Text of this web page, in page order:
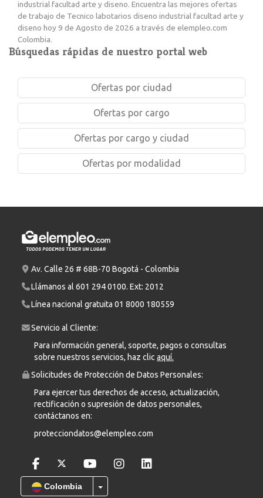
industrial facultad arte y diseno. Encuentra las mejores ofertas
de trabajo de Tecnico labotarios diseno industrial facultad arte y
diseno hoy 9 de Agosto de 2026 a través de elempleo.com
Colombia.
Búsquedas rápidas de nuestro portal web
Ofertas por ciudad
Ofertas por cargo
Ofertas por cargo y ciudad
Ofertas por modalidad
Av. Calle 26 # 68B-70 Bogotá - Colombia
Llámanos al 601 294 0100. Ext: 2012
Línea nacional gratuita 01 8000 180559
Servicio al Cliente:
Para información general, soporte, pagos o consultas
sobre nuestros servicios, haz clicaquí.
Solicitudes de Protección de Datos Personales:
Para ejercer tus derechos de acceso, actualización,
rectificación o supresión de datos personales,
contáctanos en:
protecciondatos@elempleo.com
Colombia